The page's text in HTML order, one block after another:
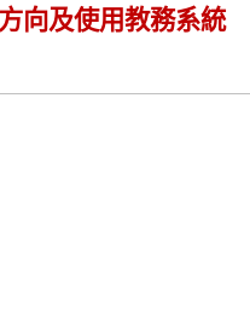
向及使用教務系統